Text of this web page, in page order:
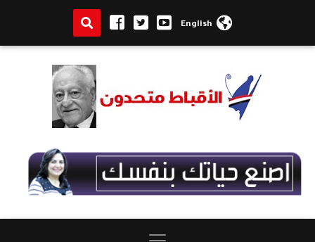
English